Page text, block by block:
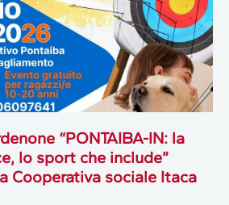
“PONTAIBA-IN: la
lo sport che include”
Cooperativa sociale Itaca